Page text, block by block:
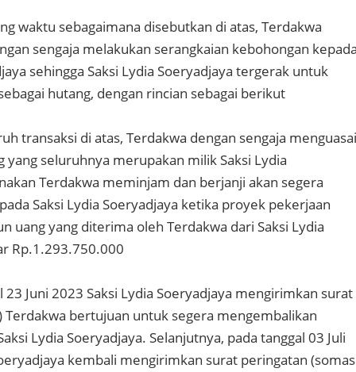
waktu sebagaimana disebutkan di atas, Terdakwa
sengaja melakukan serangkaian kebohongan
sehingga Saksi Lydia Soeryadjaya tergerak untuk
hutang, dengan rincian sebagai berikut
transaksi di atas, Terdakwa dengan sengaja menguasai
yang seluruhnya merupakan milik Saksi Lydia
Terdakwa meminjam dan berjanji akan segera
Saksi Lydia Soeryadjaya ketika proyek pekerjaan
uang yang diterima oleh Terdakwa dari Saksi Lydia
Rp.1.293.750.000
23 Juni 2023 Saksi Lydia Soeryadjaya mengirimkan surat
Terdakwa bertujuan untuk segera mengembalikan
Lydia Soeryadjaya. Selanjutnya, pada tanggal 03 Juli
kembali mengirimkan surat peringatan